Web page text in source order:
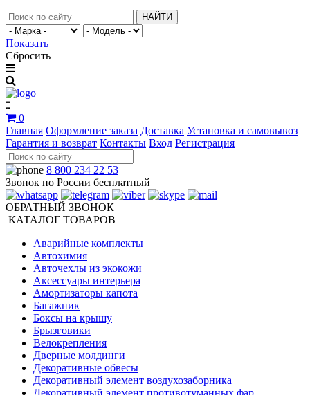
НАЙТИ
Показать
Сбросить
0
Главная Оформление заказа Доставка Установка и самовывоз
Гарантия и возврат Контакты Вход Регистрация
8 800 234 22 53
Звонок по России бесплатный
ОБРАТНЫЙ ЗВОНОК
КАТАЛОГ ТОВАРОВ
Аварийные комплекты
Автохимия
Авточехлы из экокожи
Аксессуары интерьера
Амортизаторы капота
Багажник
Боксы на крышу
Брызговики
Велокрепления
Дверные молдинги
Декоративные обвесы
Декоративный элемент воздухозаборника
Декоративный элемент противотуманных фар